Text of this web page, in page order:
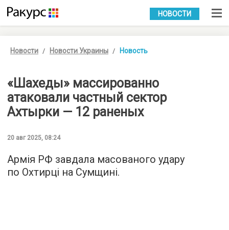
УКР РУС
НОВОСТИ
Новости Новости Украины Новость
«Шахеды» массированно
атаковали частный сектор
Ахтырки — 12 раненых
20 авг 2025, 08:24
Армія РФ завдала масованого удару
по Охтирці на Сумщині.